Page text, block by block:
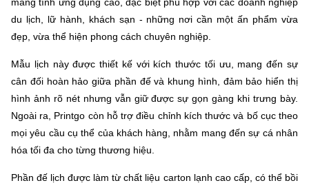
du lịch, lữ hành, khách sạn - những nơi cần một ấn phẩm vừa
đẹp, vừa thể hiện phong cách chuyên nghiệp.
Mẫu lịch này được thiết kế với kích thước tối ưu, mang đến sự
cân đối hoàn hảo giữa phần đế và khung hình, đảm bảo hiển thị
hình ảnh rõ nét nhưng vẫn giữ được sự gọn gàng khi trưng bày.
Ngoài ra, Printgo còn hỗ trợ điều chỉnh kích thước và bố cục theo
mọi yêu cầu cụ thể của khách hàng, nhằm mang đến sự cá nhân
hóa tối đa cho từng thương hiệu.
Phần đế lịch được làm từ chất liệu carton lạnh cao cấp, có thể bồi